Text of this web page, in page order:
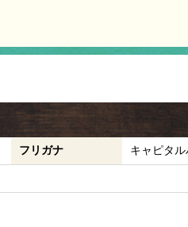
フリガナ キャピタ